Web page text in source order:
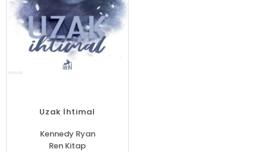
Uzak İhtimal
Kennedy Ryan
Ren Kitap